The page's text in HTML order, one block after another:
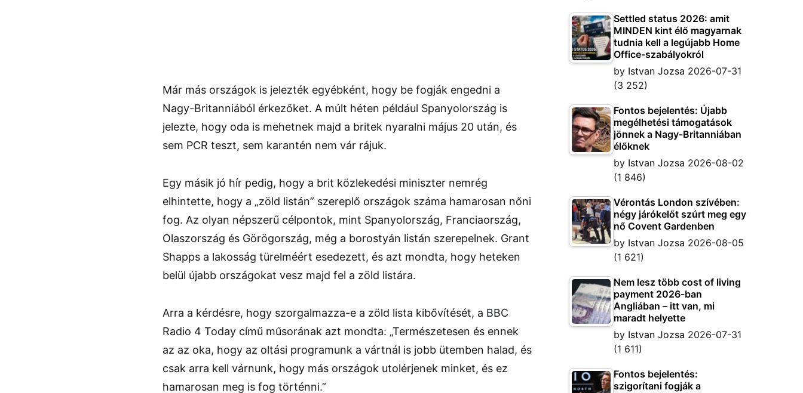
Már más országok is jelezték egyébként, hogy be fogják engedni a
Nagy-Britanniából érkezőket. A múlt héten például Spanyolország is
jelezte, hogy oda is mehetnek majd a britek nyaralni május 20 után, és
sem PCR teszt, sem karantén nem vár rájuk.
Egy másik jó hír pedig, hogy a brit közlekedési miniszter nemrég
elhintette, hogy a „zöld listán” szereplő országok száma hamarosan nőni
fog. Az olyan népszerű célpontok, mint Spanyolország, Franciaország,
Olaszország és Görögország, még a borostyán listán szerepelnek. Grant
Shapps a lakosság türelméért esedezett, és azt mondta, hogy heteken
belül újabb országokat vesz majd fel a zöld listára.
Arra a kérdésre, hogy szorgalmazza-e a zöld lista kibővítését, a BBC
Radio 4 Today című műsorának azt mondta: „Természetesen és ennek
az az oka, hogy az oltási programunk a vártnál is jobb ütemben halad, és
csak arra kell várnunk, hogy más országok utolérjenek minket, és ez
hamarosan meg is fog történni.”
Settled status 2026: amit
MINDEN kint élő magyarnak
tudnia kell a legújabb Home
Office-szabályokról
by Istvan Jozsa 2026-07-31
(3 252)
Fontos bejelentés: Újabb
megélhetési támogatások
jönnek a Nagy-Britanniában
élőknek
by Istvan Jozsa 2026-08-02
(1 846)
Vérontás London szívében:
négy járókelőt szúrt meg egy
nő Covent Gardenben
by Istvan Jozsa 2026-08-05
(1 621)
Nem lesz több cost of living
payment 2026-ban
Angliában – itt van, mi
maradt helyette
by Istvan Jozsa 2026-07-31
(1 611)
Fontos bejelentés:
szigorítani fogják a